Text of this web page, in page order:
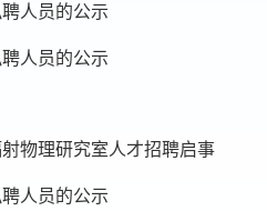
人员的公示
人员的公示
物理研究室人才招聘启事
人员的公示